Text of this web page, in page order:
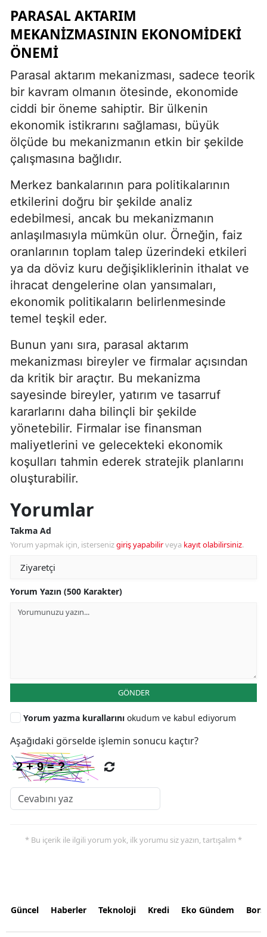
PARASAL AKTARIM
MEKANIZMASININ EKONOMIDEKI
ÖNEMI
Parasal aktarım mekanizması, sadece teorik
bir kavram olmanın ötesinde, ekonomide
ciddi bir öneme sahiptir. Bir ülkenin
ekonomik istikrarını sağlaması, büyük
ölçüde bu mekanizmanın etkin bir şekilde
çalışmasına bağlıdır.
Merkez bankalarının para politikalarının
etkilerini doğru bir şekilde analiz
edebilmesi, ancak bu mekanizmanın
anlaşılmasıyla mümkün olur. Örneğin, faiz
oranlarının toplam talep üzerindeki etkileri
ya da döviz kuru değişikliklerinin ithalat ve
ihracat dengelerine olan yansımaları,
ekonomik politikaların belirlenmesinde
temel teşkil eder.
Bunun yanı sıra, parasal aktarım
mekanizması bireyler ve firmalar açısından
da kritik bir araçtır. Bu mekanizma
sayesinde bireyler, yatırım ve tasarruf
kararlarını daha bilinçli bir şekilde
yönetebilir. Firmalar ise finansman
maliyetlerini ve gelecekteki ekonomik
koşulları tahmin ederek stratejik planlarını
oluşturabilir.
Yorumlar
Takma Ad
Yorum yapmak için, istersenizgiriş yapabilirveya kayıt olabilirsiniz.
Yorum Yazın (500 Karakter)
GÖNDER
Yorum yazma kurallarını okudum ve kabul ediyorum
Aşağıdaki görselde işlemin sonucu kaçtır?
* Bu içerik ile ilgili yorum yok, ilk yorumu siz yazın, tartışalım *
Güncel Haberler Teknoloji Kredi Eko Gündem